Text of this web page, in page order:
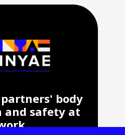
body
and safety at